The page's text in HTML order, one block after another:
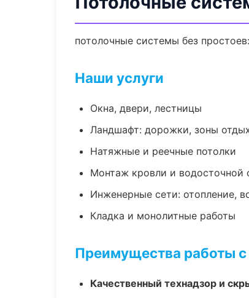
потолочные системы без
Наши услуги
Окна, двери, лестницы
Ландшафт: дорожки, зоны
Натяжные и реечные потолки
Монтаж кровли и водосточной
Инженерные сети: отопление,
Кладка и монолитные работы
Преимущества работы
Качественный технадзор и